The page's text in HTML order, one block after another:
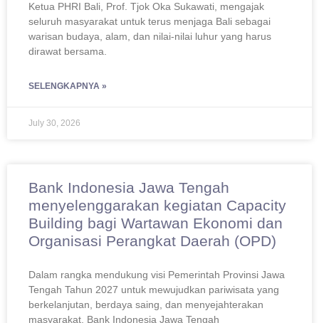
Ketua PHRI Bali, Prof. Tjok Oka Sukawati, mengajak
seluruh masyarakat untuk terus menjaga Bali sebagai
warisan budaya, alam, dan nilai-nilai luhur yang harus
dirawat bersama.
SELENGKAPNYA »
July 30, 2026
Bank Indonesia Jawa Tengah
menyelenggarakan kegiatan Capacity
Building bagi Wartawan Ekonomi dan
Organisasi Perangkat Daerah (OPD)
Dalam rangka mendukung visi Pemerintah Provinsi Jawa
Tengah Tahun 2027 untuk mewujudkan pariwisata yang
berkelanjutan, berdaya saing, dan menyejahterakan
masyarakat, Bank Indonesia Jawa Tengah